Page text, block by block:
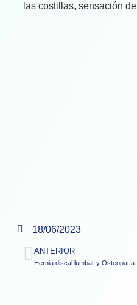
las costillas, sensación
18/06/2023
ANTERIOR
Hernia discal lumbar y Osteopatía